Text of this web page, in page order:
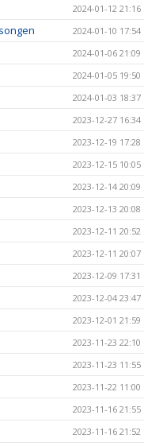
2024-01-12 21:16
2024-01-10 17:54
2024-01-06 21:09
2024-01-05 19:50
2024-01-03 18:37
2023-12-27 16:34
2023-12-19 17:28
2023-12-15 10:05
2023-12-14 20:09
2023-12-13 20:08
2023-12-11 20:52
2023-12-11 20:07
2023-12-09 17:31
2023-12-04 23:47
2023-12-01 21:59
2023-11-23 22:10
2023-11-23 11:55
2023-11-22 11:00
2023-11-16 21:55
2023-11-16 21:52